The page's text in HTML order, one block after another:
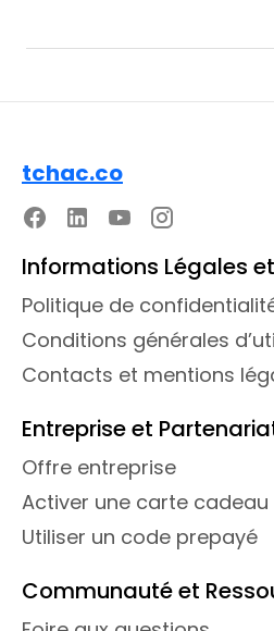
tchac.co
Informations Légales
Politique de
Conditions générales
Contacts et mentions
Entreprise et
Offre entreprise
Activer une carte cadeau
Utiliser un code prepayé
Communauté et